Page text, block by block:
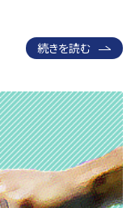
続きを読む